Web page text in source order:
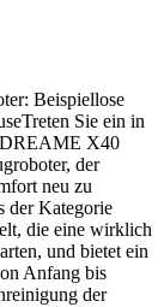
Beispiellose
Sie ein in
DREAME X40
der
neu zu
der Kategorie
die eine wirklich
und bietet ein
Anfang bis
der